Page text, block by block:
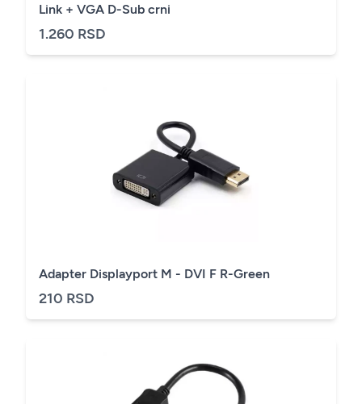
Link + VGA D-Sub crni
1.260 RSD
Adapter Displayport M - DVI F R-Green
210 RSD